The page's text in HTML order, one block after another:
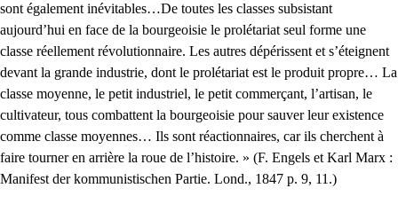
sont également inévitables…De toutes les classes subsistant
aujourd’hui en face de la bourgeoisie le prolétariat seul forme une
classe réellement révolutionnaire. Les autres dépérissent et s’éteignent
devant la grande industrie, dont le prolétariat est le produit propre… La
classe moyenne, le petit industriel, le petit commerçant, l’artisan, le
cultivateur, tous combattent la bourgeoisie pour sauver leur existence
comme classe moyennes… Ils sont réactionnaires, car ils cherchent à
faire tourner en arrière la roue de l’histoire. » (F. Engels et Karl Marx :
Manifest der kommunistischen Partie. Lond., 1847 p. 9, 11.)